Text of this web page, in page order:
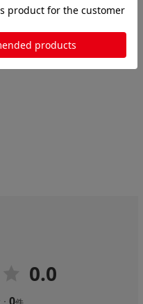
0.0